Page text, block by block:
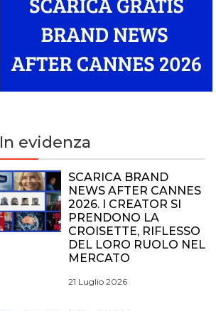
In evidenza
SCARICA BRAND
NEWS AFTER CANNES
2026. I CREATOR SI
PRENDONO LA
CROISETTE, RIFLESSO
DEL LORO RUOLO NEL
MERCATO
21 Luglio 2026